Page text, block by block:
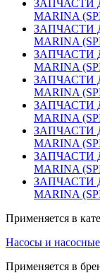
ЗАПЧАСТИ
MARINA
ЗАПЧАСТИ
MARINA
ЗАПЧАСТИ
MARINA
ЗАПЧАСТИ
MARINA
ЗАПЧАСТИ
MARINA
ЗАПЧАСТИ
MARINA
ЗАПЧАСТИ
MARINA
ЗАПЧАСТИ
MARINA
Применяется в
Насосы и
Применяется в